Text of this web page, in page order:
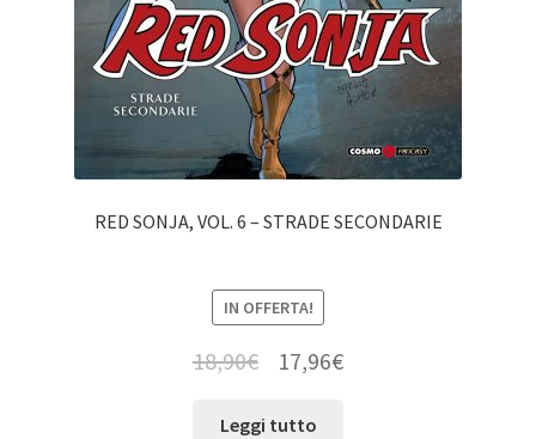
RED SONJA, VOL. 6 – STRADE SECONDARIE
IN OFFERTA!
18,90€ 17,96€
Leggi tutto